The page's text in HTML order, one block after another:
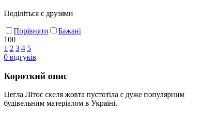
Поділіться с друзями
Порівняти
Бажані
100
1 2 3 4 5
0 відгуків
Короткий опис
Цегла Літос скеля жовта пустотіла є дуже популярним
будівельним матеріалом в Україні.